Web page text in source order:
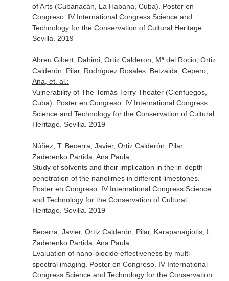
of Arts (Cubanacán, La Habana, Cuba). Poster en
Congreso. IV International Congress Science and
Technology for the Conservation of Cultural Heritage.
Sevilla. 2019
Abreu Gibert, Dahimi, Ortiz Calderon, Mª del Rocio, Ortiz
Calderón, Pilar, Rodríguez Rosales, Betzaida, Cepero,
Ana, et. al.:
Vulnerability of The Tomás Terry Theater (Cienfuegos,
Cuba). Poster en Congreso. IV International Congress
Science and Technology for the Conservation of Cultural
Heritage. Sevilla. 2019
Núñez, T, Becerra, Javier, Ortiz Calderón, Pilar,
Zaderenko Partida, Ana Paula:
Study of solvents and their implication in the in-depth
penetration of the nanolimes in different limestones.
Poster en Congreso. IV International Congress Science
and Technology for the Conservation of Cultural
Heritage. Sevilla. 2019
Becerra, Javier, Ortiz Calderón, Pilar, Karapanagiotis, I,
Zaderenko Partida, Ana Paula:
Evaluation of nano-biocide effectiveness by multi-
spectral imaging. Poster en Congreso. IV International
Congress Science and Technology for the Conservation